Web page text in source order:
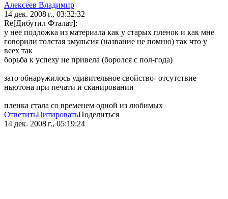
Алексеев Владимир
14 дек. 2008 г., 03:32:32
Re[Дибутил Фталат]:
у нее подложка из материала как у старых пленок и как мне
говорили толстая эмульсия (название не помню) так что у
всех так
борьба к успеху не привела (боролся с пол-года)
зато обнаружилось удивительное свойство- отсутствие
ньютона при печати и сканировании
пленка стала со временем одной из любимых
ОтветитьЦитироватьПоделиться
14 дек. 2008 г., 05:19:24